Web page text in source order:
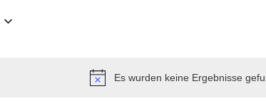
Hinweis
Es wurden keine Ergebnisse